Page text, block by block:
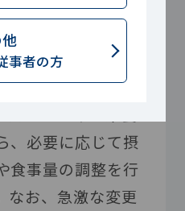
の現場では、患者
養状態やエネルギ
価が重視されま
、必要に応じて摂
食事量の調整を行
なお、急激な変更
事者の方